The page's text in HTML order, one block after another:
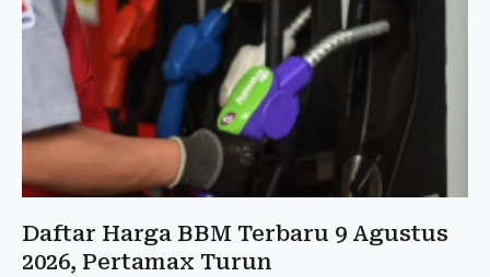
Daftar Harga BBM Terbaru 9 Agustus
2026, Pertamax Turun